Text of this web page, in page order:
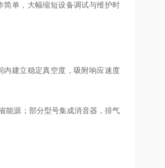
简单，大幅缩短设备调试与维护时
内建立稳定真空度，吸附响应速度
能源；部分型号集成消音器，排气